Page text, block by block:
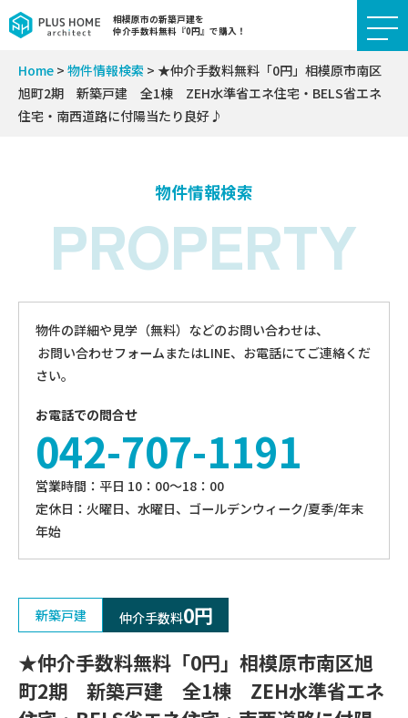
相模原市の新築戸建を
仲介手数料無料『0円』で購入！
Home > 物件情報検索 > ★仲介手数料無料「0円」相模原市南区
旭町2期 新築戸建 全1棟 ZEH水準省エネ住宅・BELS省エネ
住宅・南西道路に付陽当たり良好♪
物件情報検索
PROPERTY
物件の詳細や見学（無料）などのお問い合わせは、
お問い合わせフォームまたはLINE、お電話にてご連絡くだ
さい。
お電話での問合せ
042-707-1191
営業時間：平⽇ 10：00〜18：00
定休⽇：火曜日、⽔曜⽇、ゴールデンウィーク/夏季/年末
年始
新築戸建 仲介手数料0円
★仲介手数料無料「0円」相模原市南区旭
町2期 新築戸建 全1棟 ZEH水準省エネ